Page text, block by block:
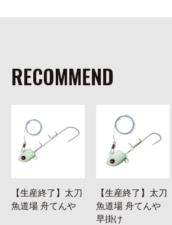
RECOMMEND
【生産終了】太刀
魚道場 舟てんや
【生産終了】太刀
魚道場 舟てんや
早掛け